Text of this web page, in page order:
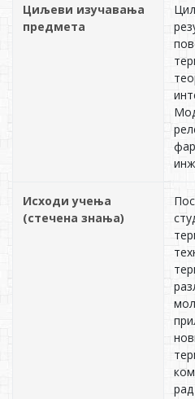
Циљеви изучавања
предмета
Исходи учења
(стечена знања)